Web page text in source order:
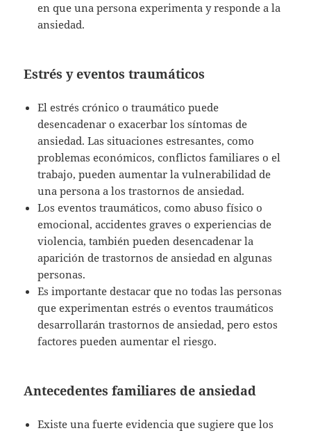
en que una persona experimenta y responde a la
ansiedad.
Estrés y eventos traumáticos
El estrés crónico o traumático puede
desencadenar o exacerbar los síntomas de
ansiedad. Las situaciones estresantes, como
problemas económicos, conflictos familiares o el
trabajo, pueden aumentar la vulnerabilidad de
una persona a los trastornos de ansiedad.
Los eventos traumáticos, como abuso físico o
emocional, accidentes graves o experiencias de
violencia, también pueden desencadenar la
aparición de trastornos de ansiedad en algunas
personas.
Es importante destacar que no todas las personas
que experimentan estrés o eventos traumáticos
desarrollarán trastornos de ansiedad, pero estos
factores pueden aumentar el riesgo.
Antecedentes familiares de ansiedad
Existe una fuerte evidencia que sugiere que los